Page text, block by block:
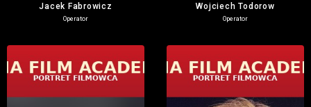
Jacek Fabrowicz
Operator
Wojciech Todorow
Operator